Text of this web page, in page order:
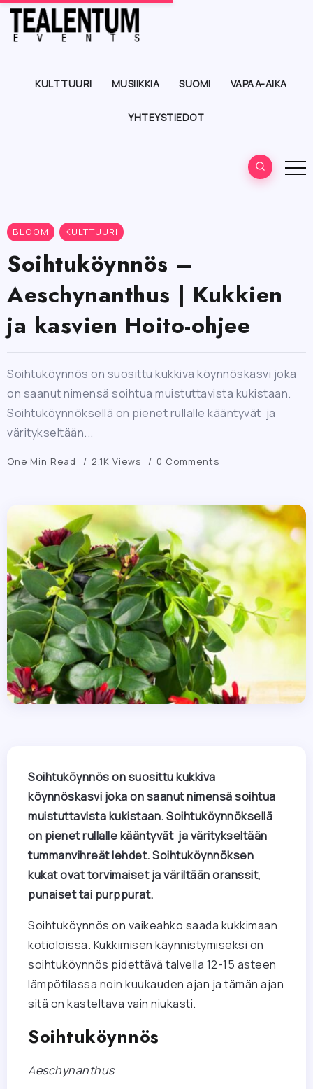
KULTTUURI MUSIIKKIA SUOMI VAPAA-AIKA
YHTEYSTIEDOT
BLOOM KULTTUURI
Soihtuköynnös –
Aeschynanthus | Kukkien
ja kasvien Hoito-ohjee
Soihtuköynnös on suosittu kukkiva köynnöskasvi joka
on saanut nimensä soihtua muistuttavista kukistaan.
Soihtuköynnöksellä on pienet rullalle kääntyvät ja
väritykseltään...
One Min Read 2.1K Views 0 Comments
Soihtuköynnös on suosittu kukkiva
köynnöskasvi joka on saanut nimensä soihtua
muistuttavista kukistaan. Soihtuköynnöksellä
on pienet rullalle kääntyvät ja väritykseltään
tummanvihreät lehdet. Soihtuköynnöksen
kukat ovat torvimaiset ja väriltään oranssit,
punaiset tai purppurat.
Soihtuköynnös on vaikeahko saada kukkimaan
kotioloissa. Kukkimisen käynnistymiseksi on
soihtuköynnös pidettävä talvella 12-15 asteen
lämpötilassa noin kuukauden ajan ja tämän ajan
sitä on kasteltava vain niukasti.
Soihtuköynnös
Aeschynanthus